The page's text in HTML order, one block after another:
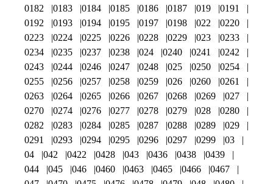
0182
0183 0184 0185 0186 0187 019
0191
0192
0193 0194 0195 0197 0198 022
0220
0223
0224 0225 0226 0228 0229 023
0233
0234
0235 0237 0238 024 0240 0241
0242
0243
0244 0246 0247 0248 025 0250
0254
0255
0256 0257 0258 0259 026 0260
0261
0263
0264 0265 0266 0267 0268 0269
027
0270
0274 0276 0277 0278 0279 028
0280
0282
0283 0284 0285 0287 0288 0289
029
0291
0293 0294 0295 0296 0297 0299
03
04
042 0422 0428 043 0436 0438
0439
044
045 046 0460 0463 0465 0466
0467